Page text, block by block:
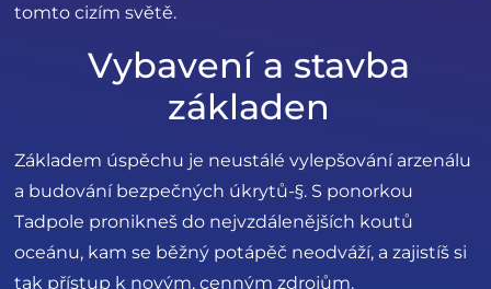
tomto cizím světě.
Vybavení a stavba
základen
Základem úspěchu je neustálé vylepšování arzenálu
a budování bezpečných úkrytů-§. S ponorkou
Tadpole pronikneš do nejvzdálenějších koutů
oceánu, kam se běžný potápěč neodváží, a zajistíš si
tak přístup k novým, cenným zdrojům.